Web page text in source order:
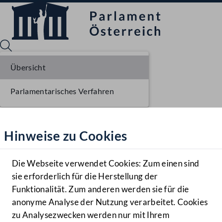
Hilfe
Benutzer
Navigationsmenü öffnen
MENÜ
Hinweise zu Cookies
Die Webseite verwendet Cookies: Zum einen sind
sie erforderlich für die Herstellung der
Funktionalität. Zum anderen werden sie für die
anonyme Analyse der Nutzung verarbeitet. Cookies
zu Analysezwecken werden nur mit Ihrem
Übersicht
Parlamentarisches Verfahren